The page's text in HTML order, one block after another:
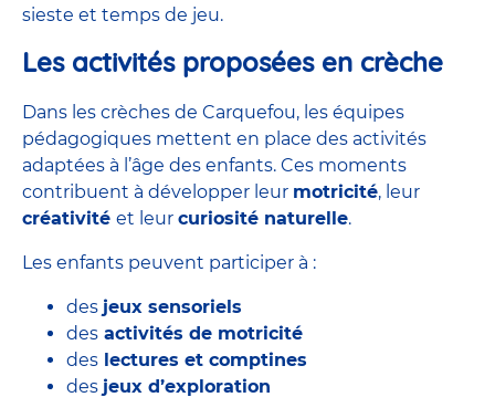
sieste et temps de jeu.
Les activités proposées en crèche
Dans les crèches de Carquefou, les équipes
pédagogiques mettent en place des activités
adaptées à l’âge des enfants. Ces moments
contribuent à développer leur motricité, leur
créativité et leur curiosité naturelle.
Les enfants peuvent participer à :
des jeux sensoriels
des activités de motricité
des lectures et comptines
des jeux d’exploration